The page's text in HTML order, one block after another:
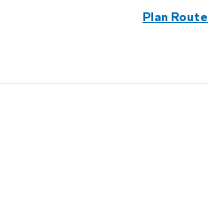
Plan Route